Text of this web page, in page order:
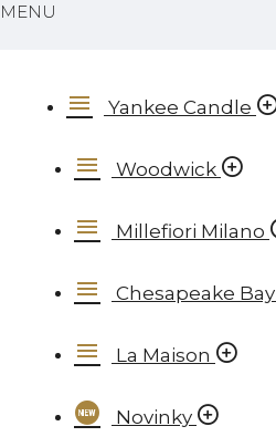
MENU
Yankee Candle
Woodwick
Millefiori Milano
Chesapeake Bay
La Maison
Novinky